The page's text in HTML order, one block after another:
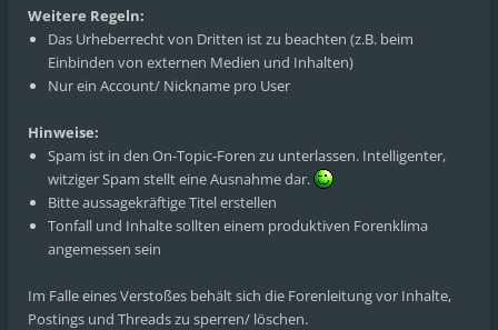
Weitere Regeln:
Das Urheberrecht von Dritten ist zu beachten (z.B. beim
Einbinden von externen Medien und Inhalten)
Nur ein Account/ Nickname pro User
Hinweise:
Spam ist in den On-Topic-Foren zu unterlassen. Intelligenter,
witziger Spam stellt eine Ausnahme dar.
Bitte aussagekräftige Titel erstellen
Tonfall und Inhalte sollten einem produktiven Forenklima
angemessen sein
Im Falle eines Verstoßes behält sich die Forenleitung vor Inhalte,
Postings und Threads zu sperren/ löschen.